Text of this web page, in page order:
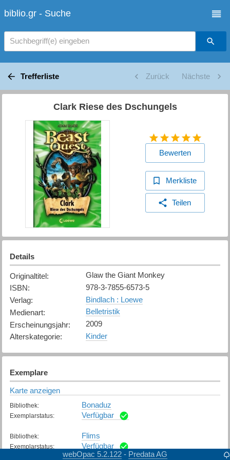
biblio.gr - Suche
Suchbegriff(e) eingeben
Trefferliste Zurück Nächste
Clark Riese des Dschungels
Bewerten
Merkliste
Teilen
Details
Originaltitel:
Glaw the Giant Monkey
ISBN:
978-3-7855-6573-5
Verlag:
Bindlach : Loewe
Medienart:
Belletristik
Erscheinungsjahr:
2009
Alterskategorie: Kinder
Exemplare
Karte anzeigen
Bibliothek: Bonaduz
Exemplarstatus: Verfügbar
Bibliothek: Flims
Exemplarstatus:
Verfügbar
webOpac 5.2.122 - Predata AG